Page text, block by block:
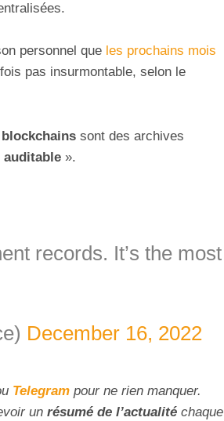
personnel que les prochains mois
pas insurmontable, selon le
blockchains sont des archives
».
records. It’s the most
December 16, 2022
Telegram pour ne rien manquer.
un résumé de l’actualité chaque